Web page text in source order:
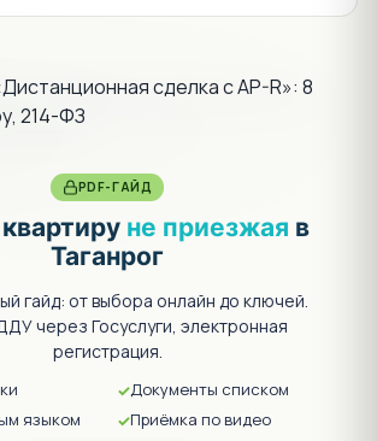
PDF-ГАЙД
не приезжая в
Таганрог
гайд: от выбора онлайн до ключей.
через Госуслуги, электронная
регистрация.
Документы списком
языком
Приёмка по видео